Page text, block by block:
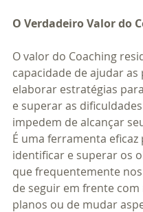
O Verdadeiro Valor do
O valor do Coaching
capacidade de ajudar as
elaborar estratégias
e superar as
impedem de alcançar
É uma ferramenta eficaz
identificar e superar os
que frequentemente
de seguir em frente com
planos ou de mudar